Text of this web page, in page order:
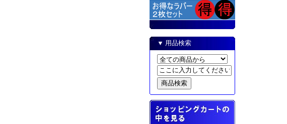
▼ 用品検索